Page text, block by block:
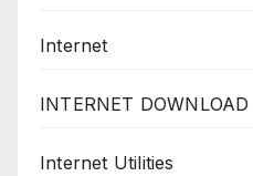
Internet
INTERNET
Internet Utilities